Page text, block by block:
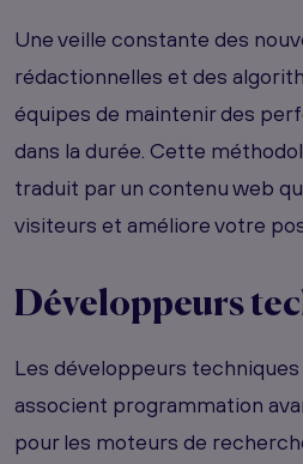
Une veille constante des
rédactionnelles et des
équipes de maintenir des
dans la durée. Cette
traduit par un contenu web
visiteurs et améliore votre
Développeurs
Les développeurs
associent programmation
pour les moteurs de